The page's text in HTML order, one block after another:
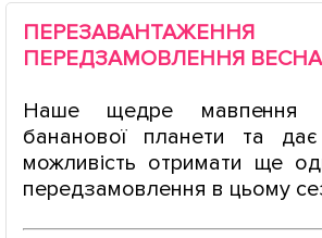
ПЕРЕЗАВАНТАЖЕННЯ
ПЕРЕДЗАМОВЛЕННЯ ВЕСНА
Наше щедре мавпення
бананової планети та
можливість отримати ще
передзамовлення в цьому